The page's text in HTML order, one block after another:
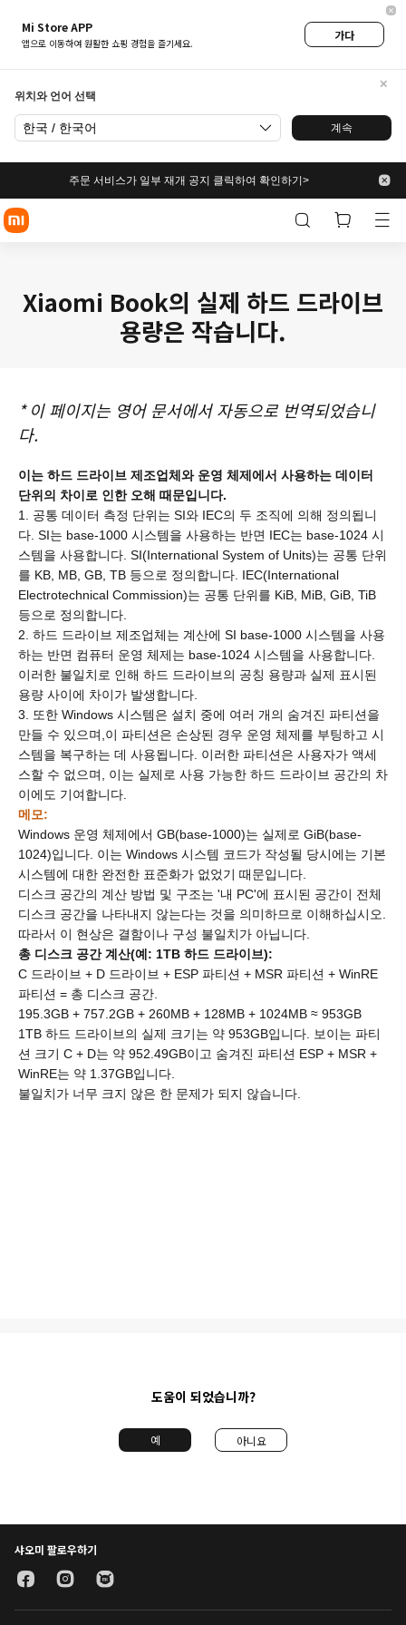
Mi Store APP
앱으로 이동하여 원활한 쇼핑 경험을 즐기세요.
가다
위치와 언어 선택
한국 / 한국어 계속
주문 서비스가 일부 재개 공지 클릭하여 확인하기>
Xiaomi Book의 실제 하드 드라이브
용량은 작습니다.
* 이 페이지는 영어 문서에서 자동으로 번역되었습니
다.
이는 하드 드라이브 제조업체와 운영 체제에서 사용하는 데이터
단위의 차이로 인한 오해 때문입니다.
1. 공통 데이터 측정 단위는 SI와 IEC의 두 조직에 의해 정의됩니
다. SI는 base-1000 시스템을 사용하는 반면 IEC는 base-1024 시
스템을 사용합니다. SI(International System of Units)는 공통 단위
를 KB, MB, GB, TB 등으로 정의합니다. IEC(International
Electrotechnical Commission)는 공통 단위를 KiB, MiB, GiB, TiB
등으로 정의합니다.
2. 하드 드라이브 제조업체는 계산에 SI base-1000 시스템을 사용
하는 반면 컴퓨터 운영 체제는 base-1024 시스템을 사용합니다.
이러한 불일치로 인해 하드 드라이브의 공칭 용량과 실제 표시된
용량 사이에 차이가 발생합니다.
3. 또한 Windows 시스템은 설치 중에 여러 개의 숨겨진 파티션을
만들 수 있으며,이 파티션은 손상된 경우 운영 체제를 부팅하고 시
스템을 복구하는 데 사용됩니다. 이러한 파티션은 사용자가 액세
스할 수 없으며, 이는 실제로 사용 가능한 하드 드라이브 공간의 차
이에도 기여합니다.
메모:
Windows 운영 체제에서 GB(base-1000)는 실제로 GiB(base-
1024)입니다. 이는 Windows 시스템 코드가 작성될 당시에는 기본
시스템에 대한 완전한 표준화가 없었기 때문입니다.
디스크 공간의 계산 방법 및 구조는 '내 PC'에 표시된 공간이 전체
디스크 공간을 나타내지 않는다는 것을 의미하므로 이해하십시오.
따라서 이 현상은 결함이나 구성 불일치가 아닙니다.
총 디스크 공간 계산(예: 1TB 하드 드라이브):
C 드라이브 + D 드라이브 + ESP 파티션 + MSR 파티션 + WinRE
파티션 = 총 디스크 공간.
195.3GB + 757.2GB + 260MB + 128MB + 1024MB ≈ 953GB
1TB 하드 드라이브의 실제 크기는 약 953GB입니다. 보이는 파티
션 크기 C + D는 약 952.49GB이고 숨겨진 파티션 ESP + MSR +
WinRE는 약 1.37GB입니다.
불일치가 너무 크지 않은 한 문제가 되지 않습니다.
도움이 되었습니까?
예 아니요
샤오미 팔로우하기